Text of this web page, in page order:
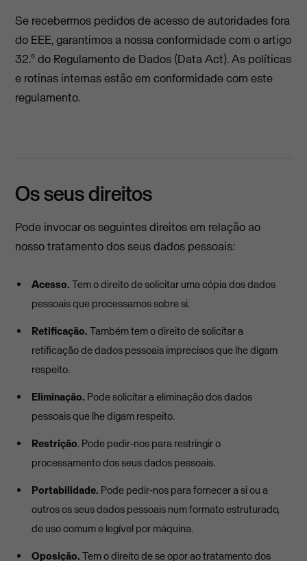
Se recebermos pedidos de acesso de autoridades fora
do EEE, garantimos a nossa conformidade com o artigo
32.º do Regulamento de Dados (Data Act). As políticas
e rotinas internas estão em conformidade com este
regulamento.
Os seus direitos
Pode invocar os seguintes direitos em relação ao
nosso tratamento dos seus dados pessoais:
Acesso. Tem o direito de solicitar uma cópia dos dados
pessoais que processamos sobre si.
Retificação.Também tem o direito de solicitar a
retificação de dados pessoais imprecisos que lhe digam
respeito.
Eliminação. Pode solicitar a eliminação dos dados
pessoais que lhe digam respeito.
Restrição. Pode pedir-nos para restringir o
processamento dos seus dados pessoais.
Portabilidade. Pode pedir-nos para fornecer a si ou a
outros os seus dados pessoais num formato estruturado,
de uso comum e legível por máquina.
Oposição.Tem o direito de se opor ao tratamento dos